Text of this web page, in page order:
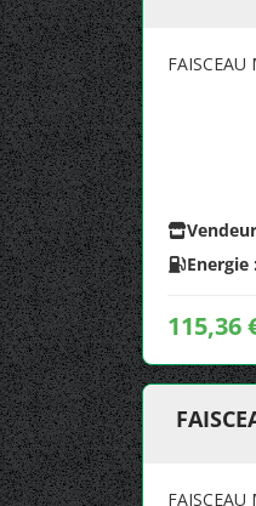
FAISCEAU
Energie :
115,36
FAISCEAU